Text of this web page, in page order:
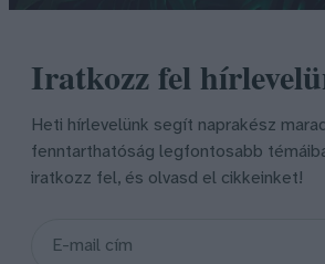
Iratkozz fel
Heti hírlevelünk segít naprakész
fenntarthatóság legfontosabb
iratkozz fel, és olvasd el cikkeinket!